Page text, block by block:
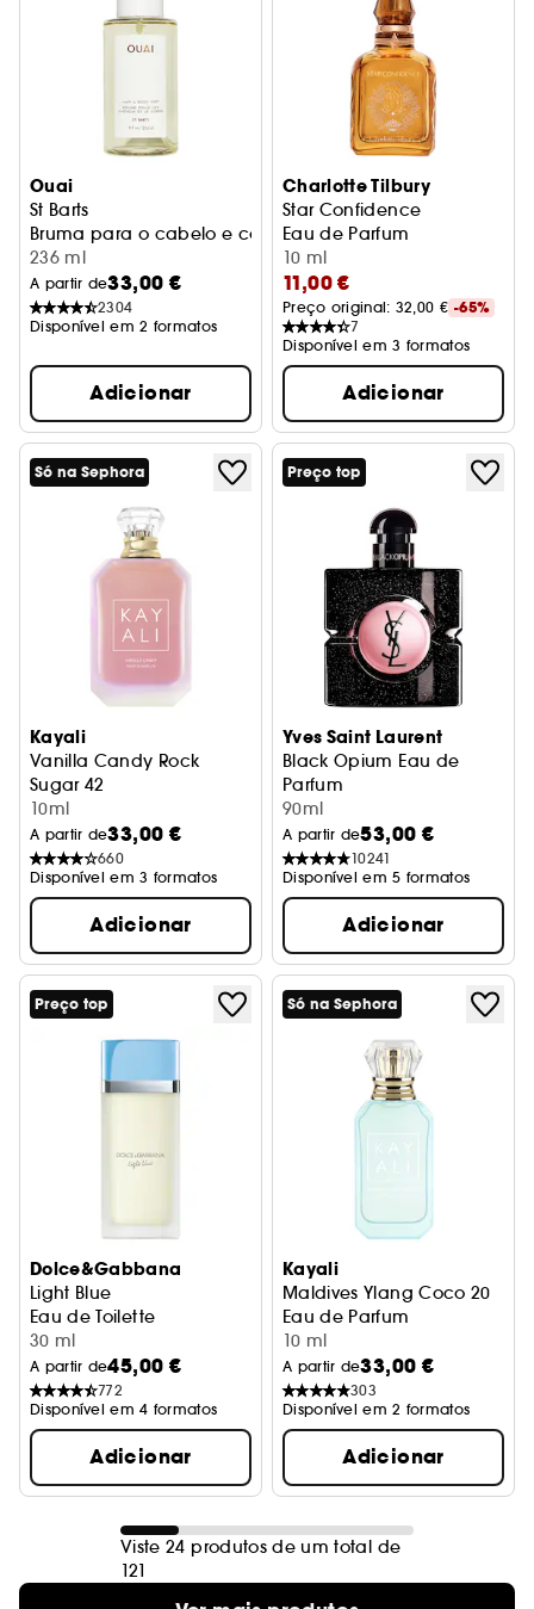
Ouai
St Barts
Bruma para o cabelo e corpo
236 ml
A partir de33,00 €
2304
Disponível em 2 formatos
Adicionar
Charlotte Tilbury
Star Confidence
Eau de Parfum
10 ml
11,00 €
Preço original: 32,00 € -65%
7
Disponível em 3 formatos
Adicionar
Só na Sephora
Kayali
Vanilla Candy Rock
Sugar 42
Eau de Parfum
10ml
A partir de33,00 €
660
Disponível em 3 formatos
Adicionar
Preço top
Yves Saint Laurent
Black Opium Eau de
Parfum
90ml
A partir de53,00 €
10241
Disponível em 5 formatos
Adicionar
Preço top
Dolce&Gabbana
Light Blue
Eau de Toilette
30 ml
A partir de45,00 €
772
Disponível em 4 formatos
Adicionar
Só na Sephora
Kayali
Maldives Ylang Coco 20
Eau de Parfum
10 ml
A partir de33,00 €
303
Disponível em 2 formatos
Adicionar
Viste 24 produtos de um total de
121